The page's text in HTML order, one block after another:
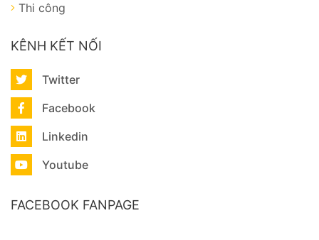
Thi công
KÊNH KẾT NỐI
Twitter
Facebook
Linkedin
Youtube
FACEBOOK FANPAGE